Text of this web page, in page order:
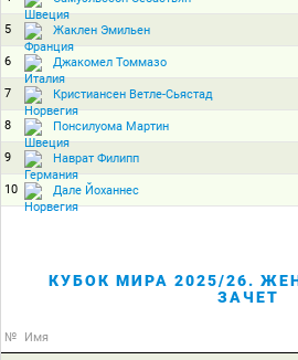
5 Жаклен Эмильен
6 Джакомел Томмазо
7 Кристиансен Ветле-Сьястад
8 Понсилуома Мартин
9 Наврат Филипп
10 Дале Йоханнес
КУБОК МИРА 2025/26.
ЗАЧЕТ
№ Имя